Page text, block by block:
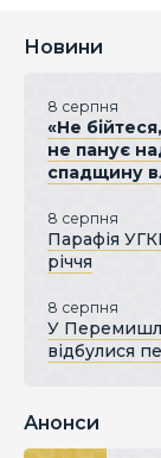
Новини
8 серпня
«Не
не панує
спадщину
8 серпня
Парафія
річчя
8 серпня
У
відбулися
Анонси